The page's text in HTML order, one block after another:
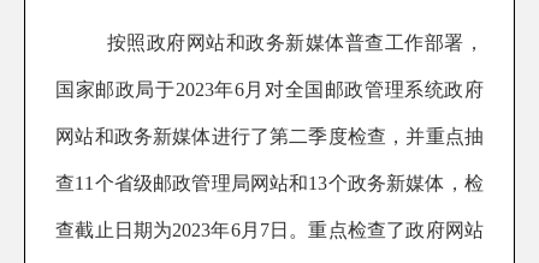
按照政府网站和政务新媒体普查工作部署，
国家邮政局于2023年6月对全国邮政管理系统政府
网站和政务新媒体进行了第二季度检查，并重点抽
查11个省级邮政管理局网站和13个政务新媒体，检
查截止日期为2023年6月 7日。重点检查了政府网站